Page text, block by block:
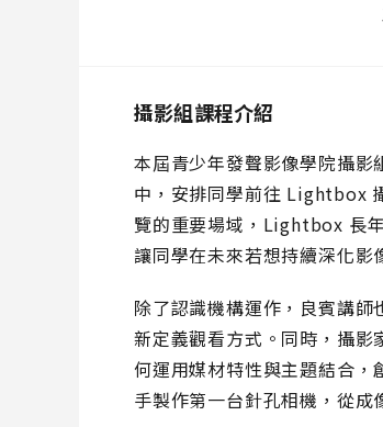
攝影組課程介紹
本屆青少年發聲影像學院攝
中，安排同學前往 Lightbox
覽的重要場域，Lightbox 長
讓同學在未來若想持續深化影
除了認識機構運作，良賓講
新定義觀看方式。同時，攝
何運用媒材特性與主題結合
手製作第一台針孔相機，從成